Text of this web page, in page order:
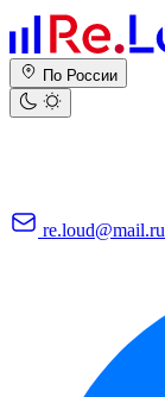
По России
re.loud@mail.ru